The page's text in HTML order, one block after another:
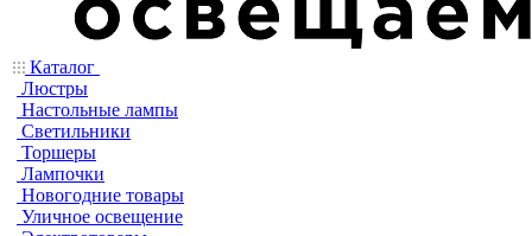
Каталог
Люстры
Настольные лампы
Светильники
Торшеры
Лампочки
Новогодние товары
Уличное освещение